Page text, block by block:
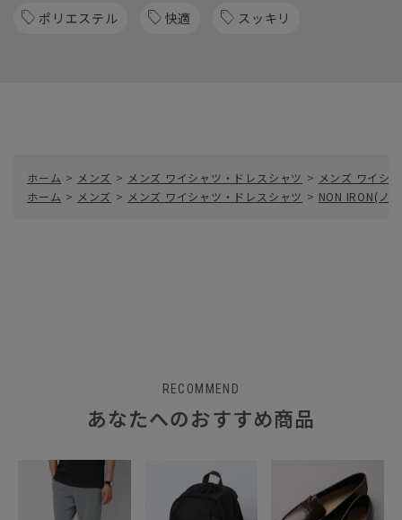
ポリエステル 快適 スッキリ
ホーム > メンズ > メンズ ワイシャツ・ドレスシャツ > メンズ ワイシ
ホーム > メンズ > メンズ ワイシャツ・ドレスシャツ > NON IRON(ノ
RECOMMEND
あなたへのおすすめ商品